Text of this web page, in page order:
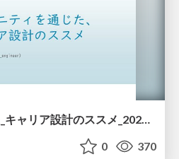
コミュニティを通じた_キャリア設計のススメ_20260424.pdf
0 370